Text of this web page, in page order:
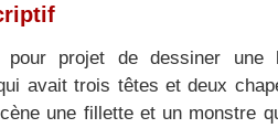
projet de dessiner une
avait trois têtes et deux
une fillette et un monstre